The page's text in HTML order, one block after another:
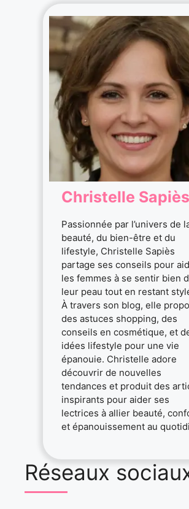
Christelle Sapiès
Passionnée par l’univers de
beauté, du bien-être et du
lifestyle, Christelle Sapiès
partage ses conseils pour
les femmes à se sentir bien
leur peau tout en restant
À travers son blog, elle
des astuces shopping, des
conseils en cosmétique, et
idées lifestyle pour une vie
épanouie. Christelle adore
découvrir de nouvelles
tendances et produit des
inspirants pour aider ses
lectrices à allier beauté,
et épanouissement au
Réseaux